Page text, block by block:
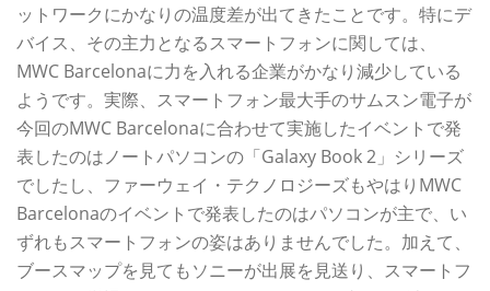
ットワークにかなりの温度差が出てきたことです。特にデ
バイス、その主力となるスマートフォンに関しては、
MWC Barcelonaに力を入れる企業がかなり減少している
ようです。実際、スマートフォン最大手のサムスン電子が
今回のMWC Barcelonaに合わせて実施したイベントで発
表したのはノートパソコンの「Galaxy Book 2」シリーズ
でしたし、ファーウェイ・テクノロジーズもやはりMWC
Barcelonaのイベントで発表したのはパソコンが主で、い
ずれもスマートフォンの姿はありませんでした。加えて、
ブースマップを見てもソニーが出展を見送り、スマートフ